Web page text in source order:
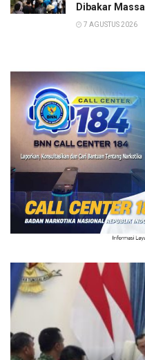
Dibakar Massa
7 AGUSTUS 2026